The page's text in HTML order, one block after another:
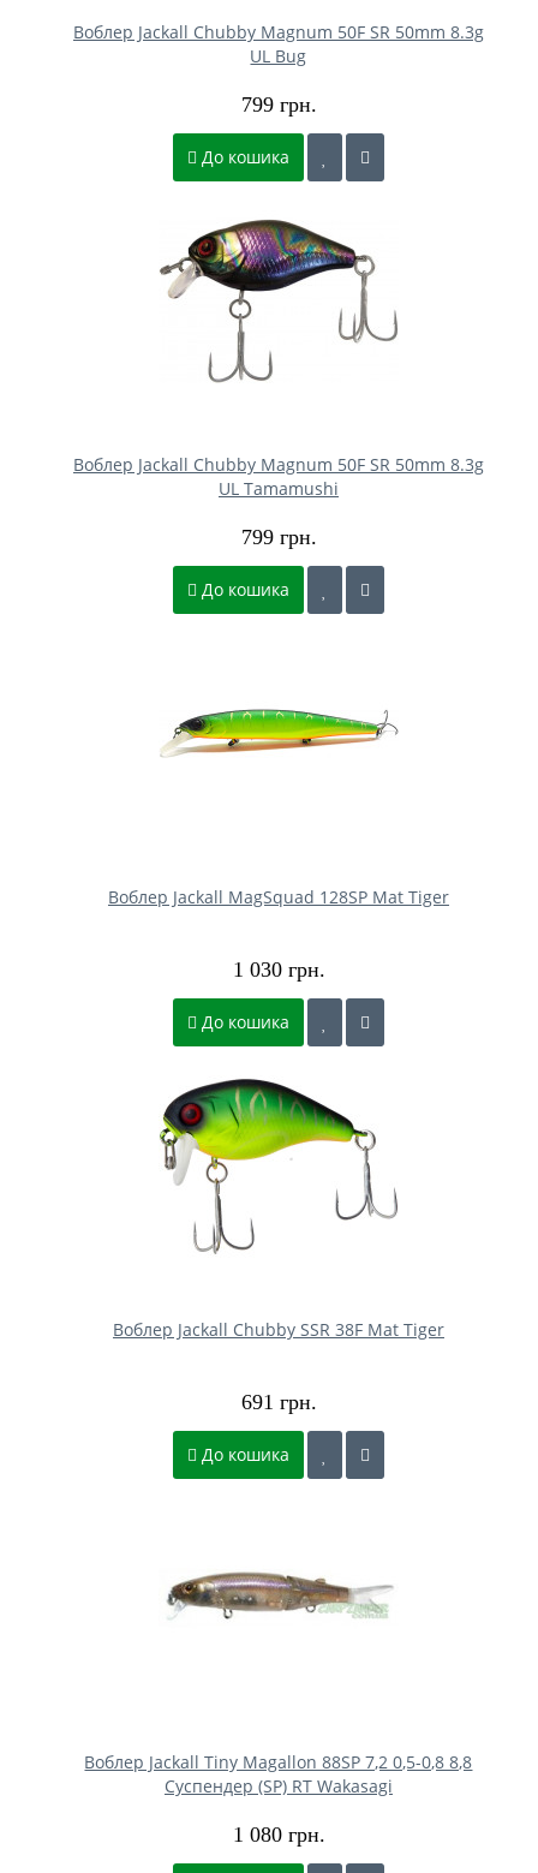
Воблер Jackall Chubby Magnum 50F SR 50mm 8.3g
UL Bug
799 грн.
До кошика
Воблер Jackall Chubby Magnum 50F SR 50mm 8.3g
UL Tamamushi
799 грн.
До кошика
Воблер Jackall MagSquad 128SP Mat Tiger
1 030 грн.
До кошика
Воблер Jackall Chubby SSR 38F Mat Tiger
691 грн.
До кошика
Воблер Jackall Tiny Magallon 88SP 7,2 0,5-0,8 8,8
Суспендер (SP) RT Wakasagi
1 080 грн.